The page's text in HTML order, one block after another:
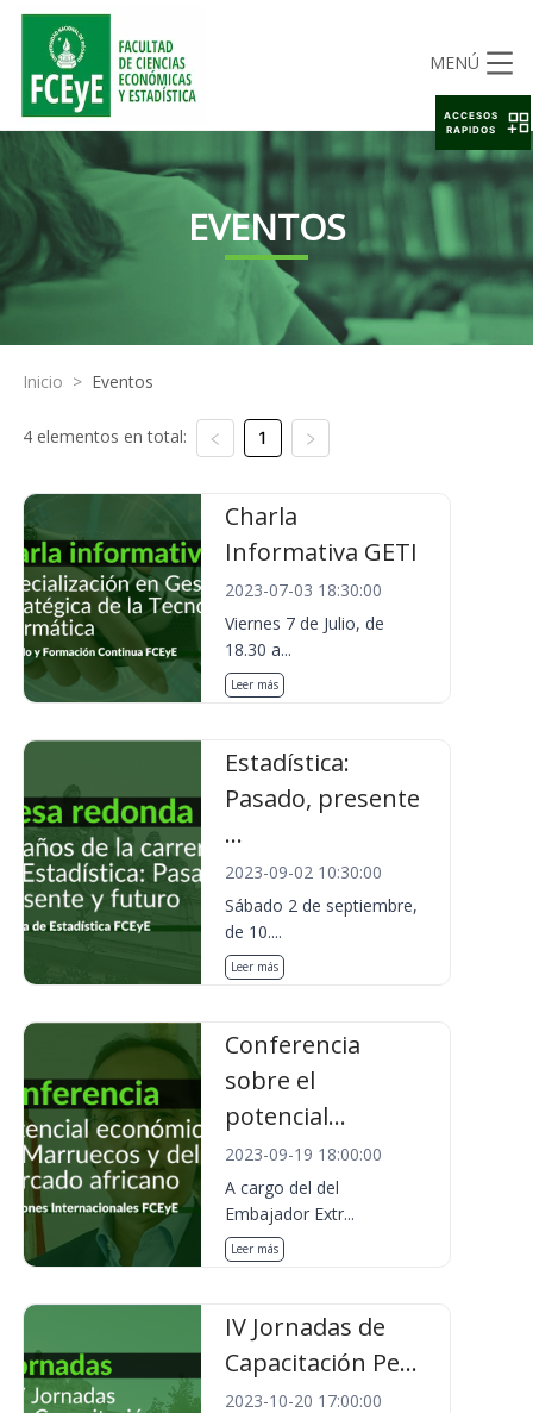
MENÚ
EVENTOS
Inicio > Eventos
4 elementos en total: 1
Charla
Informativa GETI
2023-07-03 18:30:00
Viernes 7 de Julio, de
18.30 a...
Leer más
Estadística:
Pasado, presente
...
2023-09-02 10:30:00
Sábado 2 de septiembre,
de 10....
Leer más
Conferencia
sobre el
potencial...
2023-09-19 18:00:00
A cargo del del
Embajador Extr...
Leer más
IV Jornadas de
Capacitación Pe...
2023-10-20 17:00:00
ACCESOS
RAPIDOS